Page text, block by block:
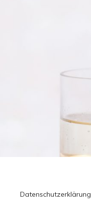
Datenschutzerklärung